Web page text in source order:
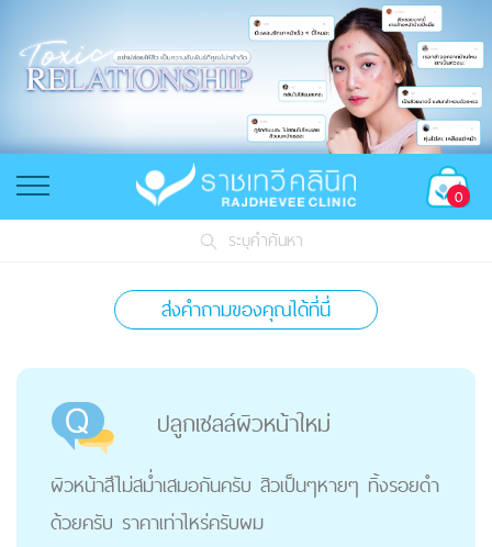
0
ระบุคำค้นหา
ส่งคำถามของคุณได้ที่นี่
ปลูกเซลล์ผิวหน้าใหม่
ผิวหน้าสีไม่สม่ำเสมอกันครับ สิวเป็นๆหายๆ ทิ้งรอยดำ
ด้วยครับ ราคาเท่าไหร่ครับผม